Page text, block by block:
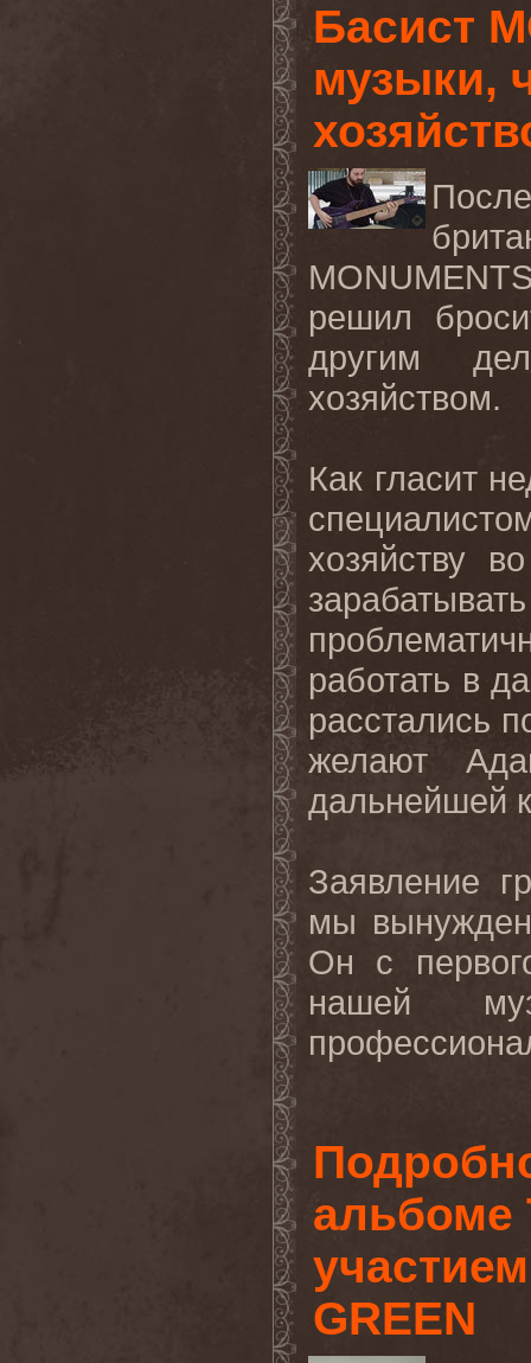
Басист
музыки,
решил
другим
хозяйством.
Как гласит
хозяйству
работать в
расстались
желают
дальнейшей
Заявление
мы
Он с
нашей
альбоме
GREEN